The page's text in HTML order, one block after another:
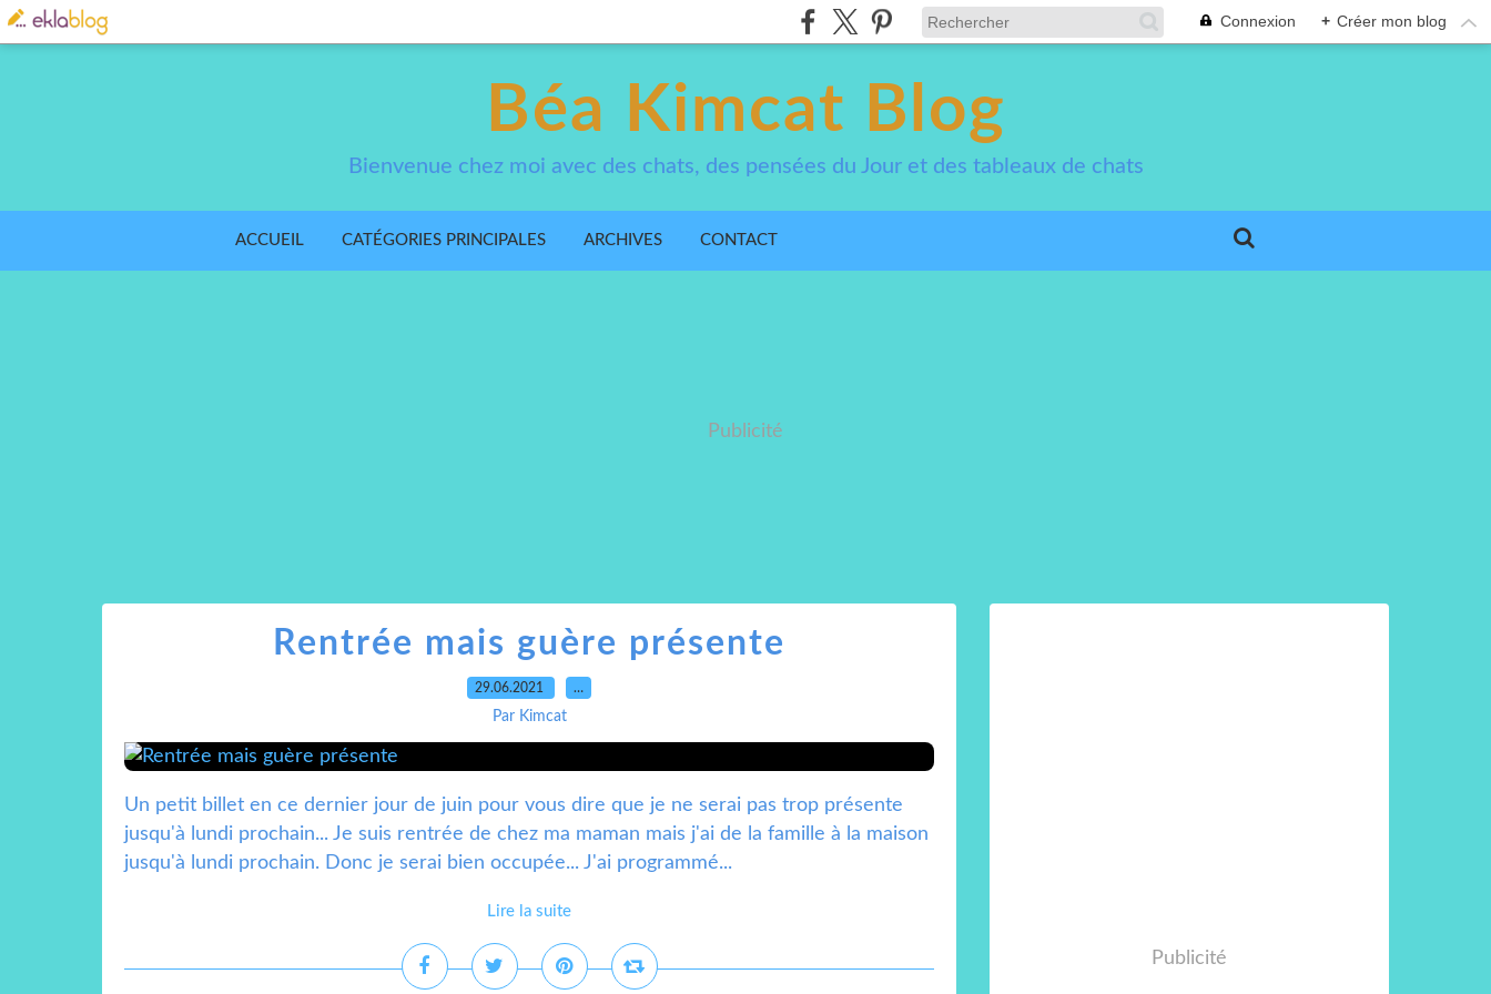
Connexion + Créer mon blog
Béa Kimcat Blog
Bienvenue chez moi avec des chats, des pensées du Jour et des tableaux de chats
ACCUEIL CATÉGORIES PRINCIPALES ARCHIVES CONTACT
Publicité
Rentrée mais guère présente
29.06.2021 …
Par Kimcat
Un petit billet en ce dernier jour de juin pour vous dire que je ne serai pas trop présente
jusqu'à lundi prochain... Je suis rentrée de chez ma maman mais j'ai de la famille à la maison
jusqu'à lundi prochain. Donc je serai bien occupée... J'ai programmé...
Lire la suite
Publicité